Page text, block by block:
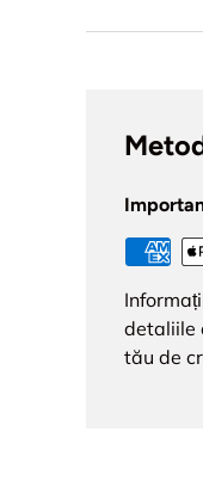
detaliile
tău de